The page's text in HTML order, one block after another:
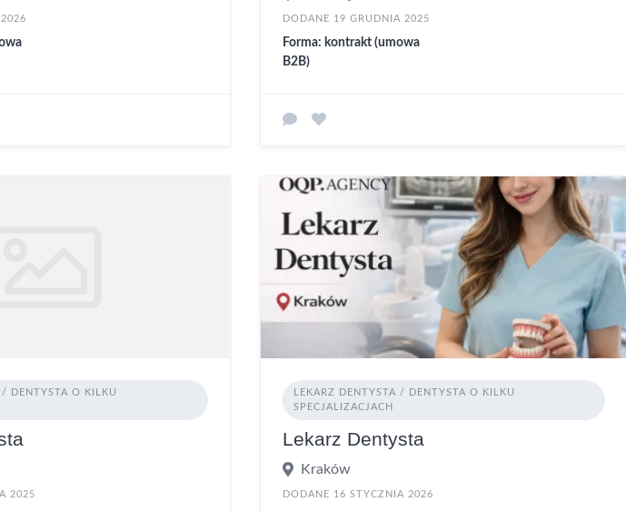
DODANE 19 GRUDNIA 2025
Forma: kontrakt (umowa
B2B)
/ DENTYSTA O KILKU
2025
LEKARZ DENTYSTA / DENTYSTA O KILKU
SPECJALIZACJACH
Lekarz Dentysta
Kraków
DODANE 16 STYCZNIA 2026